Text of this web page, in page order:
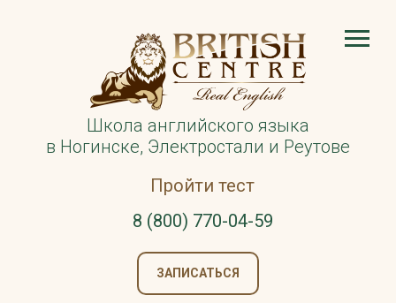
Школа английского языка
в Ногинске, Электростали и Реутове
Пройти тест
8 (800) 770-04-59
ЗАПИСАТЬСЯ